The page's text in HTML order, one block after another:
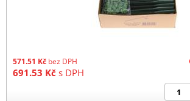
571.51 Kč bez DPH
691.53 Kč s DPH